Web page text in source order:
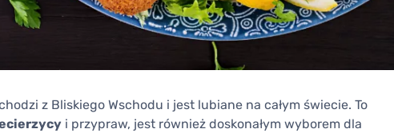
z Bliskiego Wschodu i jest lubiane na całym świecie. To
i przypraw, jest również doskonałym wyborem dla